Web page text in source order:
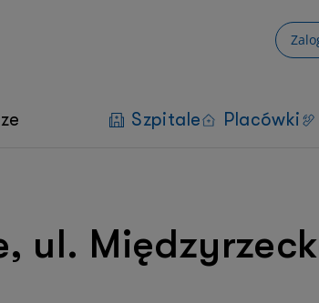
Szpitale Placówki
ul.